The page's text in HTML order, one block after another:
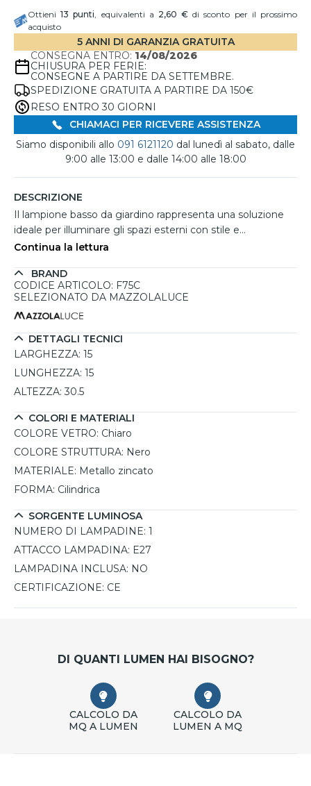
Ottieni13 punti, equivalenti a 2,60 € di sconto per il prossimo
acquisto
5 ANNI DI GARANZIA GRATUITA
CONSEGNA ENTRO: 14/08/2026
CHIUSURA PER FERIE:
CONSEGNE A PARTIRE DA SETTEMBRE.
SPEDIZIONE GRATUITA A PARTIRE DA 150€
RESO ENTRO 30 GIORNI
CHIAMACI PER RICEVERE ASSISTENZA
Siamo disponibili allo 091 6121120 dal lunedì al sabato, dalle
9:00 alle 13:00 e dalle 14:00 alle 18:00
DESCRIZIONE
Il lampione basso da giardino rappresenta una soluzione
ideale per illuminare gli spazi esterni con stile e
funzionalità. Realizzato con una robusta cornice in metallo
perfettamente in qualsiasi ambiente esterno. Al suo
interno, un cilindro di vetro chiaro consente di ammirare la
un grado di protezione IP54, è progettato per resistere a
spruzzi d'acqua e polvere, garantendo così un utilizzo
sicuro anche in condizioni atmosferiche variabili. È
compatibile con lampadine E27, offrendo la flessibilità di
proprie esigenze di illuminazione.
Continua la lettura
BRAND
CODICE ARTICOLO: F75C
SELEZIONATO DA MAZZOLALUCE
DETTAGLI TECNICI
LARGHEZZA: 15
LUNGHEZZA: 15
ALTEZZA: 30.5
COLORI E MATERIALI
COLORE VETRO: Chiaro
COLORE STRUTTURA: Nero
MATERIALE: Metallo zincato
FORMA: Cilindrica
SORGENTE LUMINOSA
NUMERO DI LAMPADINE: 1
ATTACCO LAMPADINA: E27
LAMPADINA INCLUSA: NO
CERTIFICAZIONE: CE
DI QUANTI LUMEN HAI BISOGNO?
CALCOLO DA
MQ A LUMEN
CALCOLO DA
LUMEN A MQ